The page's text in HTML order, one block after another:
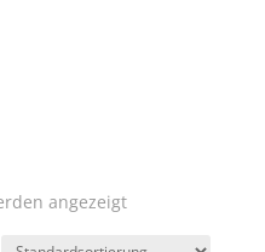
angezeigt